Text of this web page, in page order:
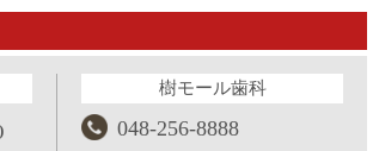
樹モール歯科
048-256-8888